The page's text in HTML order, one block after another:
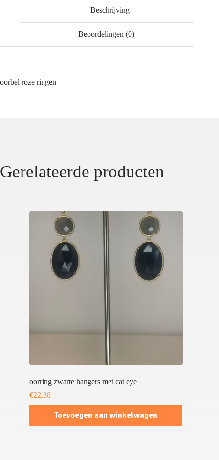
Beschrijving
Beoordelingen (0)
oorbel roze ringen
Gerelateerde producten
oorring zwarte hangers met cat eye
€22,38
Toevoegen aan winkelwagen